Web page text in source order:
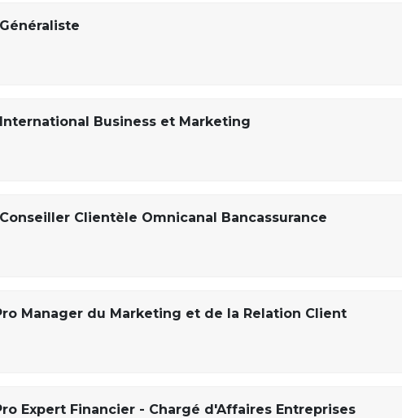
Business et Marketing
Clientèle Omnicanal Bancassurance
Manager du Marketing et de la Relation Client
Expert Financier - Chargé d'Affaires Entreprises